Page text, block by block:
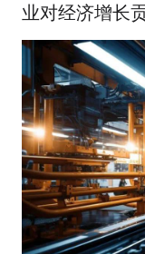
业对经济增长